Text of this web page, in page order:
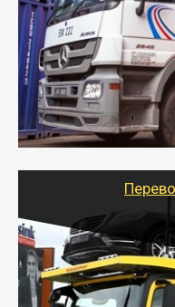
- Контейнерные
оборудованном
безопасно.
- Наша
организовать
стандартных
шаландах и
используя
Цена за